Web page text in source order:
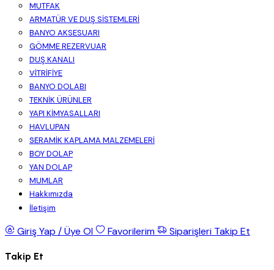
MUTFAK
ARMATÜR VE DUŞ SİSTEMLERİ
BANYO AKSESUARI
GÖMME REZERVUAR
DUŞ KANALI
VİTRİFİYE
BANYO DOLABI
TEKNİK ÜRÜNLER
YAPI KİMYASALLARI
HAVLUPAN
SERAMİK KAPLAMA MALZEMELERİ
BOY DOLAP
YAN DOLAP
MUMLAR
Hakkımızda
İletişim
Giriş Yap / Üye Ol Favorilerim Siparişleri Takip Et
Takip Et